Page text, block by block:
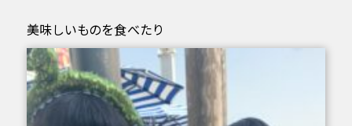
美味しいものを食べたり